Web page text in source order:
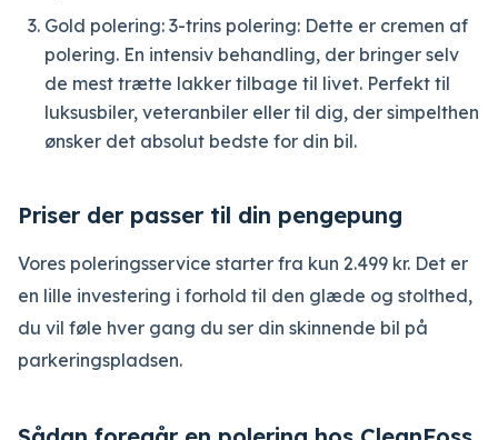
Gold polering: 3-trins polering: Dette er cremen af
polering. En intensiv behandling, der bringer selv
de mest trætte lakker tilbage til livet. Perfekt til
luksusbiler, veteranbiler eller til dig, der simpelthen
ønsker det absolut bedste for din bil.
Priser der passer til din pengepung
Vores poleringsservice starter fra kun 2.499 kr. Det er
en lille investering i forhold til den glæde og stolthed,
du vil føle hver gang du ser din skinnende bil på
parkeringspladsen.